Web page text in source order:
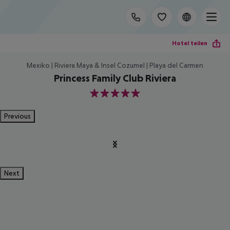
Hotel teilen
Mexiko | Riviera Maya & Insel Cozumel | Playa del Carmen
Princess Family Club Riviera
5
Previous
Next